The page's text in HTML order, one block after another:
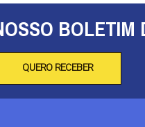
BOLETIM
QUERO RECEBER